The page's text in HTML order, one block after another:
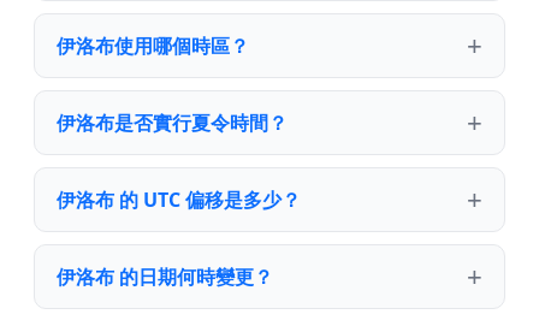
伊洛布使用哪個時區？
伊洛布是否實行夏令時間？
伊洛布 的 UTC 偏移是多少？
伊洛布 的日期何時變更？